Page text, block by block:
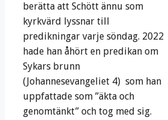
berätta att Schött ännu som
kyrkvärd lyssnar till
predikningar varje söndag. 2022
hade han åhört en predikan om
Sykars brunn
(Johannesevangeliet 4) som han
uppfattade som ”äkta och
genomtänkt” och tog med sig.